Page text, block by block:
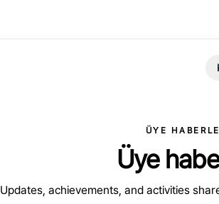
ÜYE
Üye
Updates, achievements, and activities